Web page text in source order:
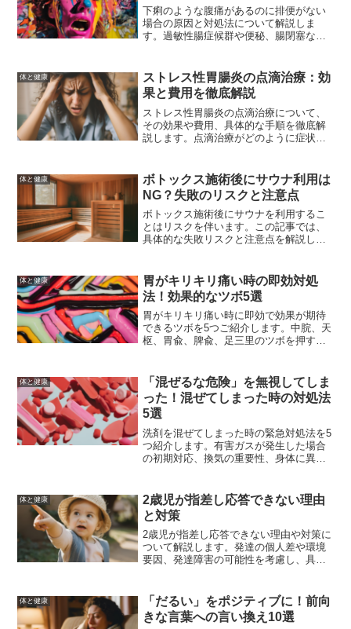
下痢のような腹痛があるのに排便がない
場合の原因と対処法について解説しま
す。過敏性腸症候群や便秘、腸閉塞など
す。症状が続く場合は医師に相談するこ
とが重要です。
体と健康
ストレス性胃腸炎の点滴治療：効
果と費用を徹底解説
ストレス性胃腸炎の点滴治療について、
その効果や費用、具体的な手順を徹底解
説します。点滴治療がどのように症状を
体と健康
ボトックス施術後にサウナ利用は
NG？失敗のリスクと注意点
ボトックス施術後にサウナを利用するこ
とはリスクを伴います。この記事では、
具体的な失敗リスクと注意点を解説し、
るための情報を提供します。
体と健康
胃がキリキリ痛い時の即効対処
法！効果的なツボ5選
胃がキリキリ痛い時に即効で効果が期待
できるツボを5つご紹介します。中脘、天
枢、胃兪、脾兪、足三里のツボを押すこ
に引き出すコツや、生活習慣の改善方法
も併せて紹介します。
体と健康
「混ぜるな危険」を無視してしま
った！混ぜてしまった時の対処法
5選
洗剤を混ぜてしまった時の緊急対処法を5
つ紹介します。有害ガスが発生した場合
の初期対応、換気の重要性、身体に異常
す。
体と健康
2歳児が指差し応答できない理由
と対策
2歳児が指差し応答できない理由や対策に
ついて解説します。発達の個人差や環境
要因、発達障害の可能性を考慮し、具体
経験談も参考にしながら、お子さんの成
長を見守りましょう。
体と健康
「だるい」をポジティブに！前向
きな言葉への言い換え10選